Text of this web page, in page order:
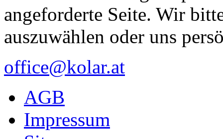
angeforderte Seite. Wir
auszuwählen oder uns
office@kolar.at
AGB
Impressum